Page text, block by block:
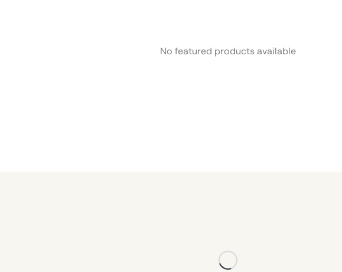
No featured products available